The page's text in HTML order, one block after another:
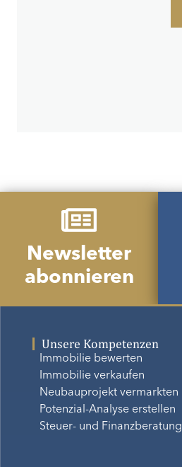
Newsletter
abonnieren
Unsere Kompetenzen
Immobilie bewerten
Immobilie verkaufen
Neubauprojekt vermarkten
Potenzial-Analyse erstellen
Steuer- und Finanzberatung